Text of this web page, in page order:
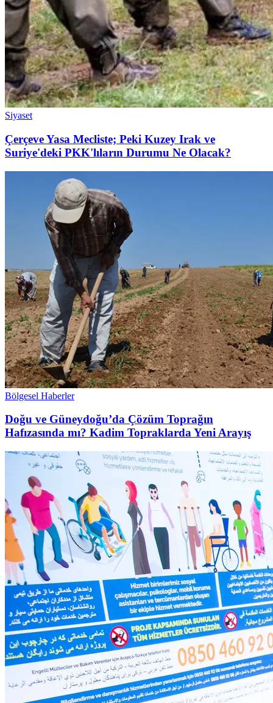
Siyaset
Çerçeve Yasa Mecliste; Peki Kuzey Irak ve
Suriye'deki PKK'lıların Durumu Ne Olacak?
Bölgesel Haberler
Doğu ve Güneydoğu’da Çözüm Toprağın
Hafızasında mı? Kadim Topraklarda Yeni Arayış